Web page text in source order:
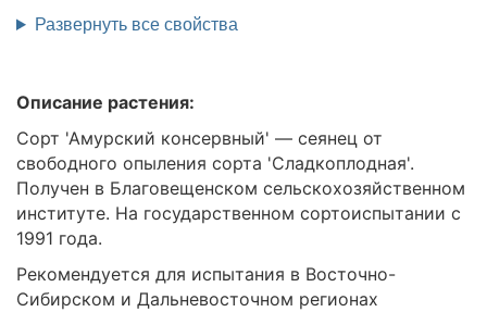
Развернуть все свойства
Описание растения:
Сорт 'Амурский консервный' — сеянец от
свободного опыления сорта 'Сладкоплодная'.
Получен в Благовещенском сельскохозяйственном
институте. На государственном сортоиспытании с
1991 года.
Рекомендуется для испытания в Восточно-
Сибирском и Дальневосточном регионах